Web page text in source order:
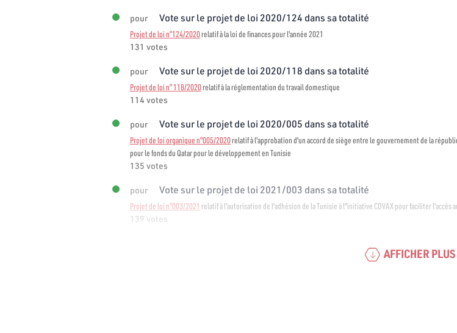
pour Vote sur le projet de loi 2020/124 dans sa totalité
Projet de loi n°124/2020relatif à la loi de finances pour l'année 2021
131 votes
pour Vote sur le projet de loi 2020/118 dans sa totalité
Projet de loi n° 118/2020relatif à la réglementation du travail domestique
114 votes
pour Vote sur le projet de loi 2020/005 dans sa totalité
Projet de loi organique n°005/2020relatif à l'approbation d'un accord de siège entre le gouvernement de la
pour le fonds du Qatar pour le développement en Tunisie
135 votes
pour Vote sur le projet de loi 2021/003 dans sa totalité
Projet de loi n°003/2021 relatif à l’autorisation de l'adhésion de la Tunisie à l"initiative COVAX pour faciliter l'accès
139 votes
AFFICHER PLUS